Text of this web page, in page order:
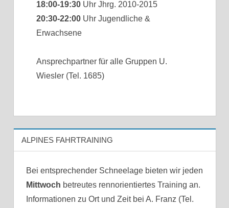
18:00-19:30Uhr Jhrg. 2010-2015
20:30-22:00Uhr Jugendliche &
Erwachsene
Ansprechpartner für alle Gruppen U.
Wiesler (Tel. 1685)
ALPINES FAHRTRAINING
Bei entsprechender Schneelage bieten wir jeden
Mittwoch betreutes rennorientiertes Training an.
Informationen zu Ort und Zeit bei A. Franz (Tel.